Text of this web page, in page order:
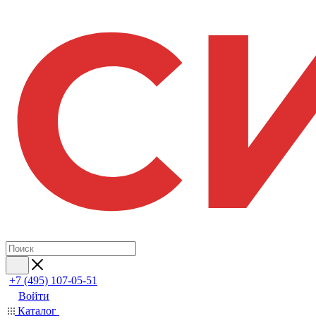
+7 (495) 107-05-51
Войти
Каталог